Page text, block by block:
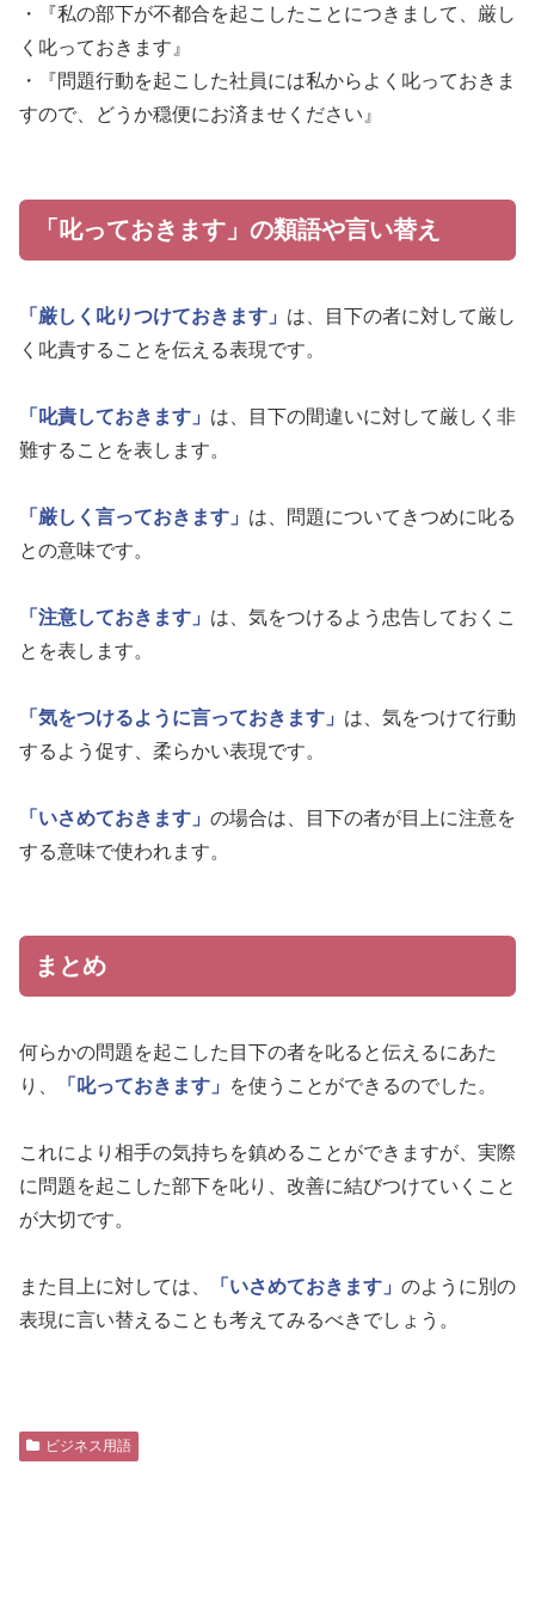
・『私の部下が不都合を起こしたことにつきまして、厳し
く叱っておきます』
・『問題行動を起こした社員には私からよく叱っておきま
すので、どうか穏便にお済ませください』
「叱っておきます」の類語や言い替え
「厳しく叱りつけておきます」 は、目下の者に対して厳し
く叱責することを伝える表現です。
「叱責しておきます」 は、目下の間違いに対して厳しく非
難することを表します。
「厳しく言っておきます」 は、問題についてきつめに叱る
との意味です。
「注意しておきます」 は、気をつけるよう忠告しておくこ
とを表します。
「気をつけるように言っておきます」 は、気をつけて行動
するよう促す、柔らかい表現です。
「いさめておきます」 の場合は、目下の者が目上に注意を
する意味で使われます。
まとめ
何らかの問題を起こした目下の者を叱ると伝えるにあた
り、
「叱っておきます」 を使うことができるのでした。
これにより相手の気持ちを鎮めることができますが、実際
に問題を起こした部下を叱り、改善に結びつけていくこと
が大切です。
また目上に対しては、 「いさめておきます」 のように別の
表現に言い替えることも考えてみるべきでしょう。
ビジネス用語